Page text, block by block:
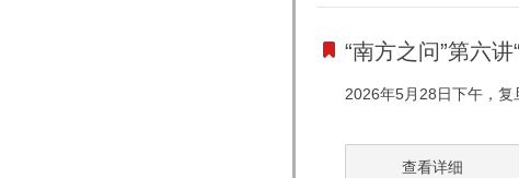
“南方之问”第六
2026年5月28日下午，复
查看详细